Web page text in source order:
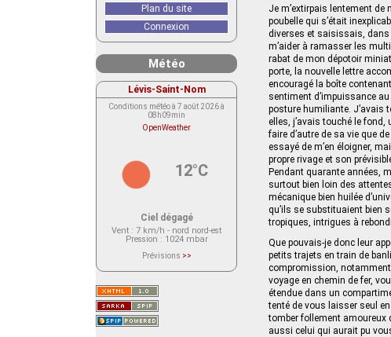
Je m’extirpais lentement de
poubelle qui s’était
diverses et saisissais, dans
m’aider à ramasser les
rabat de mon dépotoir
porte, la nouvelle lettre
encouragé la boîte
sentiment d’impuissance
posture humiliante. J’avais
elles, j’avais touché le fond,
faire d’autre de sa vie que
essayé de m’en éloigner,
propre rivage et son
Pendant quarante années,
surtout bien loin des
mécanique bien huilée
qu’ils se substituaient bien
tropiques, intrigues à
Que pouvais-je donc leur
petits trajets en train de
compromission, notamment
voyage en chemin de fer,
étendue dans un
tenté de vous laisser seul
tomber follement amoureux
aussi celui qui aurait pu
Plan du site
Connexion
Météo
Lévis-Saint-Nom
Conditions météo à 7 août 2026 à
08h09min
OpenWeather
12°C
Ciel dégagé
Vent : 7 km/h - nord nord-est
Pression : 1024 mbar
Prévisions >>
actuellement aucune prévision
Saint-Nom.
Veuillez consulter le message du
service ci-dessous.
(401 - Invalid API key. Please see
https://openweathermap.org/faq#error401